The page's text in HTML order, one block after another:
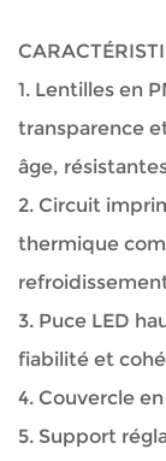
1. Lentilles en
transparence
âge,
2. Circuit
thermique
3. Puce LED
fiabilité et
4. Couvercle
5. Support